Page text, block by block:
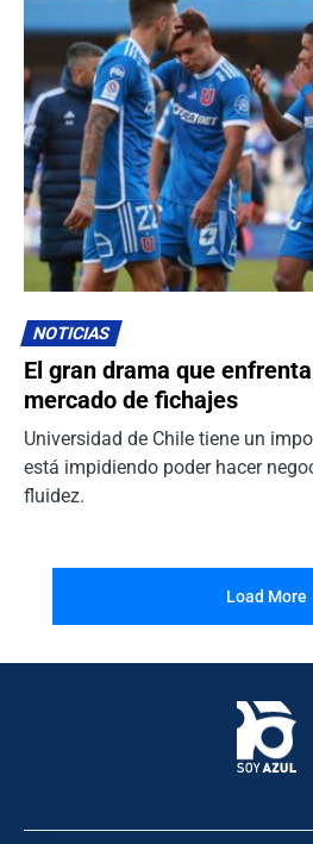
NOTICIAS
El gran drama que
mercado de fichajes
Universidad de Chile tiene un
está impidiendo poder hacer
fluidez.
Load More